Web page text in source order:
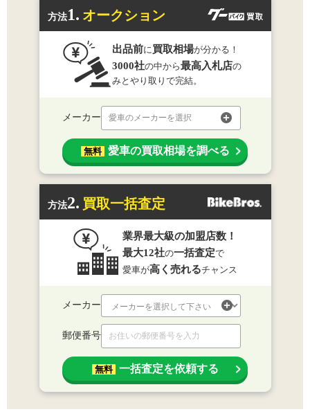
方法1. オークション
出品前に 買取相場が分かる！
3000社の中から最高入札店の
みとやり取りで完結。
メーカー 愛車のメーカーを選択
無料 愛車の買取相場を調べる
方法2. 買取一括査定
業界最大級の加盟店数！
最大12社の一括査定で
愛車が高く売れるチャンス
メーカー
郵便番号
無料 一括査定を依頼する